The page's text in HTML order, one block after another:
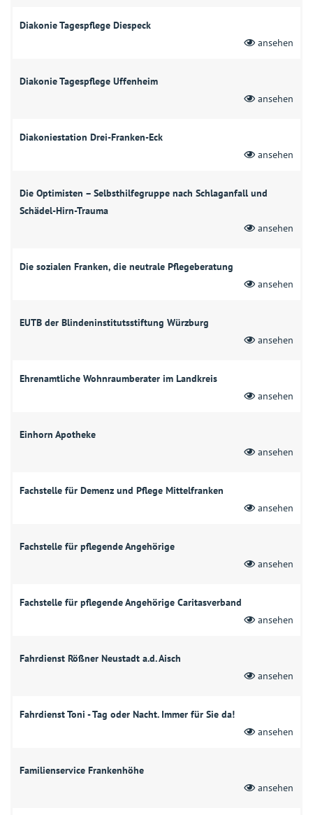
Diakonie Tagespflege Diespeck
ansehen
Diakonie Tagespflege Uffenheim
ansehen
Diakoniestation Drei-Franken-Eck
ansehen
Die Optimisten – Selbsthilfegruppe nach Schlaganfall und
Schädel-Hirn-Trauma
ansehen
Die sozialen Franken, die neutrale Pflegeberatung
ansehen
EUTB der Blindeninstitutsstiftung Würzburg
ansehen
Ehrenamtliche Wohnraumberater im Landkreis
ansehen
Einhorn Apotheke
ansehen
Fachstelle für Demenz und Pflege Mittelfranken
ansehen
Fachstelle für pflegende Angehörige
ansehen
Fachstelle für pflegende Angehörige Caritasverband
ansehen
Fahrdienst Rößner Neustadt a.d. Aisch
ansehen
Fahrdienst Toni - Tag oder Nacht. Immer für Sie da!
ansehen
Familienservice Frankenhöhe
ansehen